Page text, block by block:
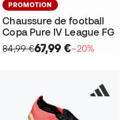
PROMOTION
Chaussure de football
Copa Pure IV League FG
84,99 €67,99 €−20%